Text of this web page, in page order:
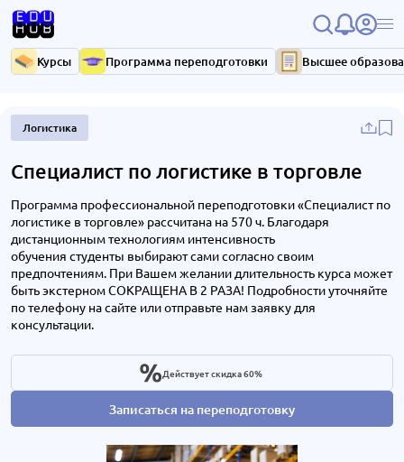
Курсы Программа переподготовки Высшее
Логистика
Специалист по логистике в торговле
Программа профессиональной переподготовки «Специалист по
логистике в торговле» рассчитана на 570 ч. Благодаря
дистанционным технологиям интенсивность
обучения студенты выбирают сами согласно своим
предпочтениям. При Вашем желании длительность курса может
быть экстерном СОКРАЩЕНА В 2 РАЗА! Подробности уточняйте
по телефону на сайте или отправьте нам заявку для
консультации.
Записаться на переподготовку
Действует скидка 60%